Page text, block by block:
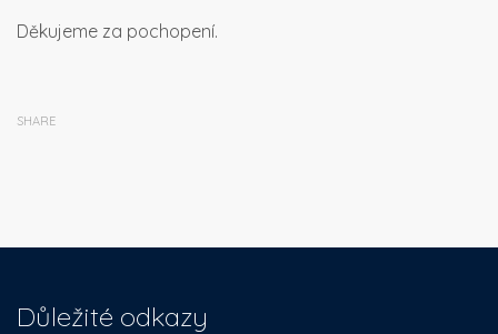
Děkujeme za pochopení.
SHARE
Důležité odkazy